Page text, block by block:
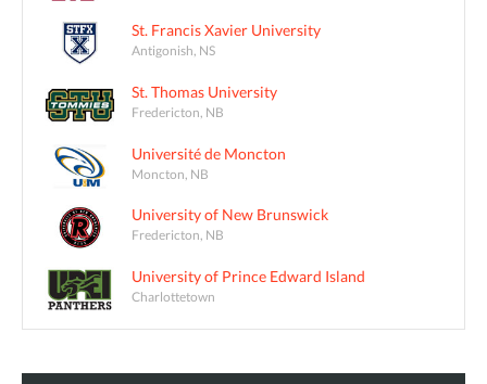
St. Francis Xavier University
Antigonish, NS
St. Thomas University
Fredericton, NB
Université de Moncton
Moncton, NB
University of New Brunswick
Fredericton, NB
University of Prince Edward Island
Charlottetown